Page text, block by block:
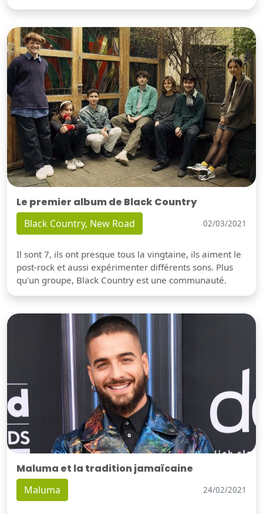
Le premier album de Black Country
Black Country, New Road 02/03/2021
Il sont 7, ils ont presque tous la vingtaine, ils aiment le
post-rock et aussi expérimenter différents sons. Plus
qu'un groupe, Black Country est une communauté.
Maluma et la tradition jamaïcaine
Maluma 24/02/2021